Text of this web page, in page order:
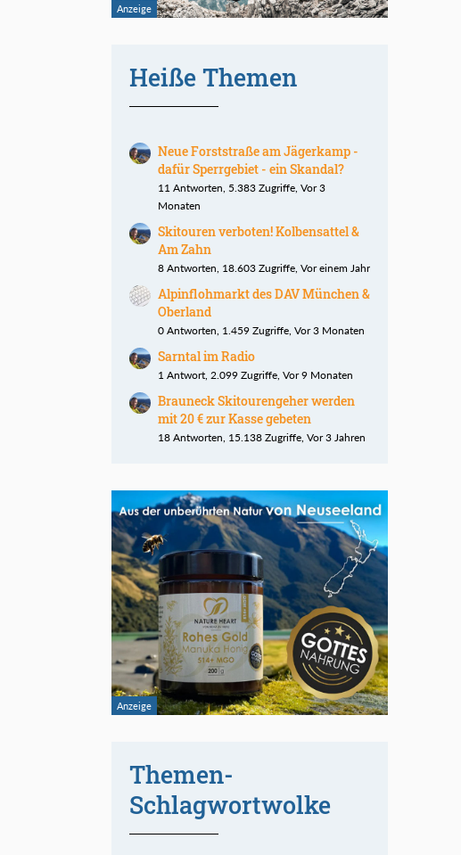
Heiße Themen
Neue Forststraße am Jägerkamp -
dafür Sperrgebiet - ein Skandal?
11 Antworten, 5.383 Zugriffe, Vor 3
Monaten
Skitouren verboten! Kolbensattel &
Am Zahn
8 Antworten, 18.603 Zugriffe, Vor einem Jahr
Alpinflohmarkt des DAV München &
Oberland
0 Antworten, 1.459 Zugriffe, Vor 3 Monaten
Sarntal im Radio
1 Antwort, 2.099 Zugriffe, Vor 9 Monaten
Brauneck Skitourengeher werden
mit 20 € zur Kasse gebeten
18 Antworten, 15.138 Zugriffe, Vor 3 Jahren
Themen-
Schlagwortwolke